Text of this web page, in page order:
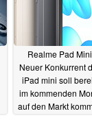
Realme Pad
Neuer Konkurrent
iPad mini soll
im kommenden
auf den Markt